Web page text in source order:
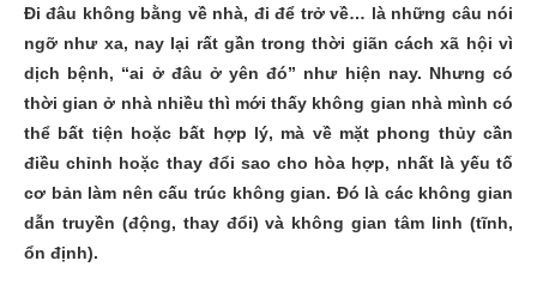
Đi đâu không bằng về nhà, đi để trở về… là những câu nói
ngỡ như xa, nay lại rất gần trong thời giãn cách xã hội vì
dịch bệnh, “ai ở đâu ở yên đó” như hiện nay. Nhưng có
thời gian ở nhà nhiều thì mới thấy không gian nhà mình có
thể bất tiện hoặc bất hợp lý, mà về mặt phong thủy cần
điều chỉnh hoặc thay đổi sao cho hòa hợp, nhất là yếu tố
cơ bản làm nên cấu trúc không gian. Đó là các không gian
dẫn truyền (động, thay đổi) và không gian tâm linh (tĩnh,
ổn định).